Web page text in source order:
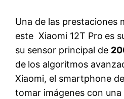
Una de las prestaciones
este Xiaomi 12T Pro es
su sensor principal de
de los algoritmos
Xiaomi, el smartphone
tomar imágenes con una